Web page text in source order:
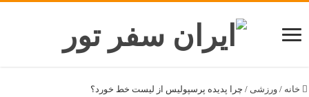
خانه / ورزشی / چرا پدیده پرسپولیس از لیست خط خورد؟